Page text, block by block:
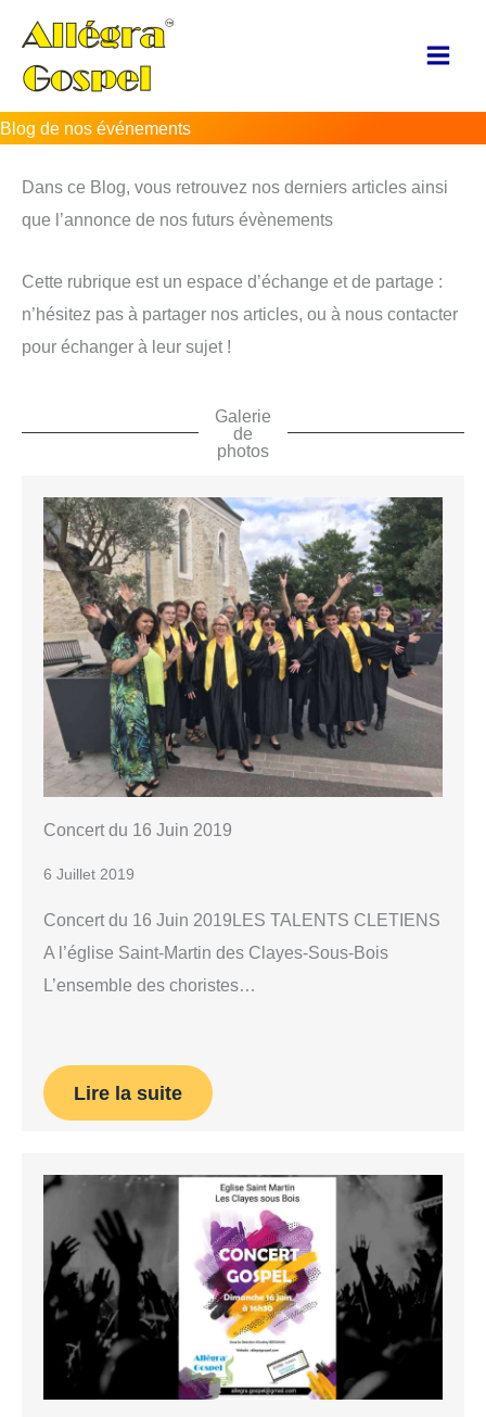
contenu
Blog de nos événements
Dans ce Blog, vous retrouvez nos derniers articles ainsi
que l’annonce de nos futurs évènements
Cette rubrique est un espace d’échange et de partage :
n’hésitez pas à partager nos articles, ou à nous contacter
pour échanger à leur sujet !
Galerie
de
photos
Concert du 16 Juin 2019
6 Juillet 2019
Concert du 16 Juin 2019LES TALENTS CLETIENS
A l’église Saint-Martin des Clayes-Sous-Bois
L’ensemble des choristes…
Lire la suite